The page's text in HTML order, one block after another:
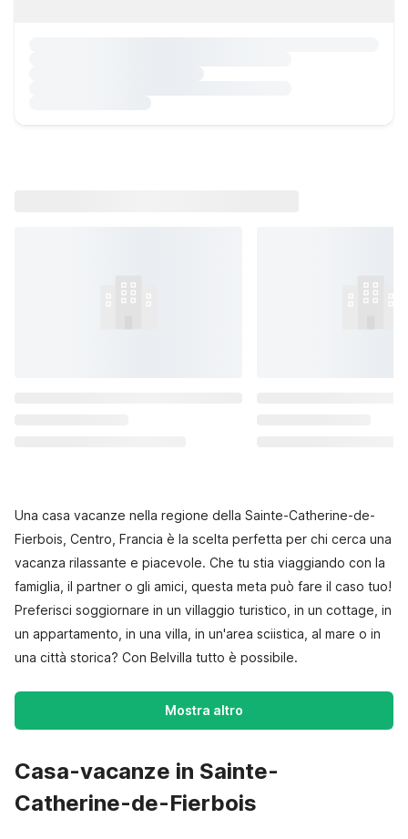
Una casa vacanze nella regione della Sainte-Catherine-de-
Fierbois, Centro, Francia è la scelta perfetta per chi cerca una
vacanza rilassante e piacevole. Che tu stia viaggiando con la
famiglia, il partner o gli amici, questa meta può fare il caso tuo!
Preferisci soggiornare in un villaggio turistico, in un cottage, in
un appartamento, in una villa, in un'area sciistica, al mare o in
una città storica? Con Belvilla tutto è possibile.
Mostra altro
Casa-vacanze in Sainte-
Catherine-de-Fierbois